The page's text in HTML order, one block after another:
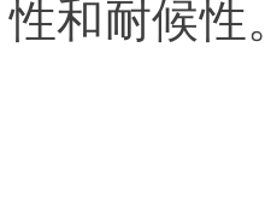
性和耐候性。